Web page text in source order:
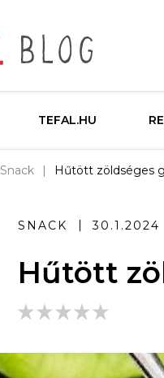
TEFAL.HU
Snack Hűtött zöldséges
SNACK 30.1.2024
Hűtött